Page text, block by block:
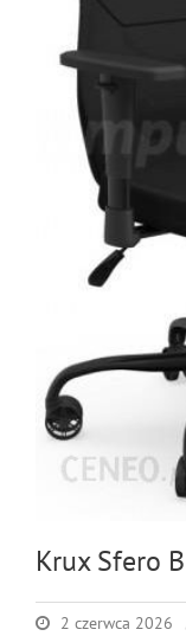
Krux Sfero
2 czerwca 2026